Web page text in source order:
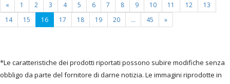
« 1 2 3 4 5 6 7 8 9 10 11 12
13
14
15 16(current
page)
17 18 19 20 ... 45 »
*Le caratteristiche dei prodotti riportati possono subire modifiche senza
obbligo da parte del fornitore di darne notizia. Le immagini riprodotte in